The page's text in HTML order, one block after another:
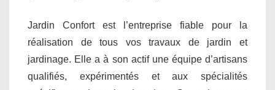
Jardin Confort est l’entreprise fiable pour la
réalisation de tous vos travaux de jardin et
jardinage. Elle a à son actif une équipe d’artisans
qualifiés, expérimentés et aux spécialités